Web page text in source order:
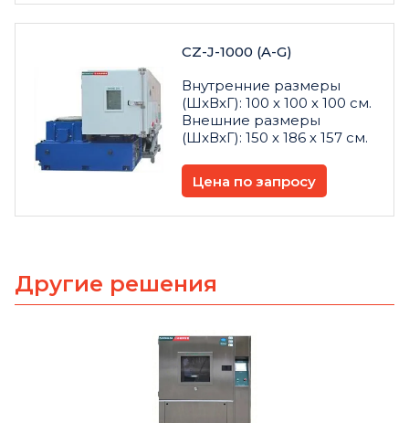
CZ-J-1000 (A-G)
Внутренние размеры
(ШxВxГ): 100 х 100 х 100 см.
Внешние размеры
(ШxВxГ): 150 х 186 х 157 см.
Цена по запросу
Другие решения